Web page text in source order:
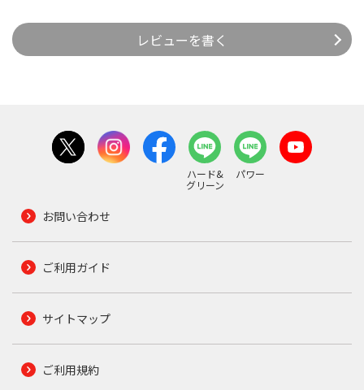
レビューを書く
ハード&
グリーン
パワー
お問い合わせ
ご利用ガイド
サイトマップ
ご利用規約